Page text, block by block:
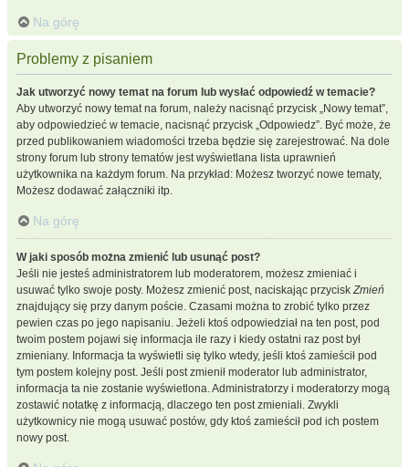
Na górę
Problemy z pisaniem
Jak utworzyć nowy temat na forum lub wysłać odpowiedź w temacie?
Aby utworzyć nowy temat na forum, należy nacisnąć przycisk „Nowy temat”,
aby odpowiedzieć w temacie, nacisnąć przycisk „Odpowiedz”. Być może, że
przed publikowaniem wiadomości trzeba będzie się zarejestrować. Na dole
strony forum lub strony tematów jest wyświetlana lista uprawnień
użytkownika na każdym forum. Na przykład: Możesz tworzyć nowe tematy,
Możesz dodawać załączniki itp.
Na górę
W jaki sposób można zmienić lub usunąć post?
Jeśli nie jesteś administratorem lub moderatorem, możesz zmieniać i
usuwać tylko swoje posty. Możesz zmienić post, naciskając przyciskZmień
znajdujący się przy danym poście. Czasami można to zrobić tylko przez
pewien czas po jego napisaniu. Jeżeli ktoś odpowiedział na ten post, pod
twoim postem pojawi się informacja ile razy i kiedy ostatni raz post był
zmieniany. Informacja ta wyświetli się tylko wtedy, jeśli ktoś zamieścił pod
tym postem kolejny post. Jeśli post zmienił moderator lub administrator,
informacja ta nie zostanie wyświetlona. Administratorzy i moderatorzy mogą
zostawić notatkę z informacją, dlaczego ten post zmieniali. Zwykli
użytkownicy nie mogą usuwać postów, gdy ktoś zamieścił pod ich postem
nowy post.